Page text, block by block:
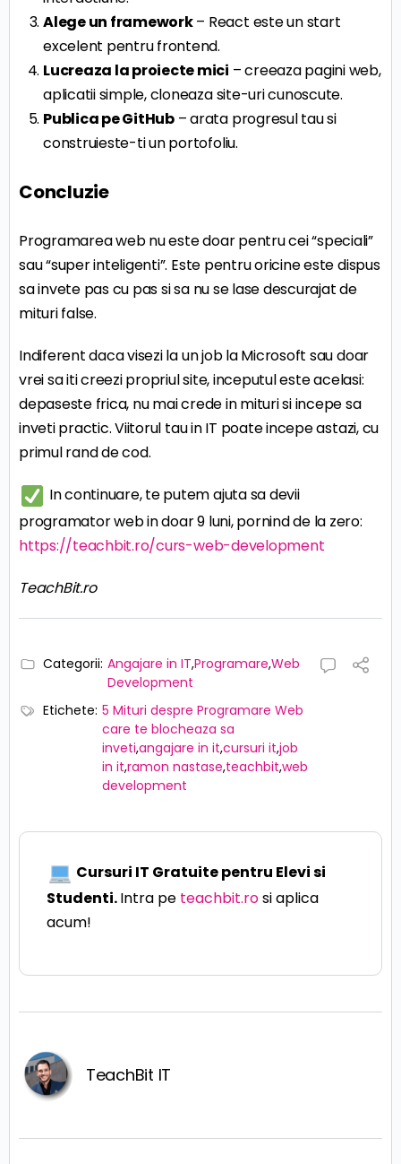
Alege un framework– React este un start
excelent pentru frontend.
Lucreaza la proiecte mici – creeaza pagini web,
aplicatii simple, cloneaza site-uri cunoscute.
Publica pe GitHub– arata progresul tau si
construieste-ti un portofoliu.
Concluzie
Programarea web nu este doar pentru cei “speciali”
sau “super inteligenti”. Este pentru oricine este dispus
sa invete pas cu pas si sa nu se lase descurajat de
mituri false.
Indiferent daca visezi la un job la Microsoft sau doar
vrei sa iti creezi propriul site, inceputul este acelasi:
depaseste frica, nu mai crede in mituri si incepe sa
inveti practic. Viitorul tau in IT poate incepe astazi, cu
primul rand de cod.
In continuare, te putem ajuta sa devii
programator web in doar 9 luni, pornind de la zero:
https://teachbit.ro/curs-web-development
TeachBit.ro
Categorii: Angajare in IT,Programare,Web
Development
Etichete: 5 Mituri despre Programare Web
care te blocheaza sa
inveti,angajare in it,cursuri it,job
in it,ramon nastase,teachbit,web
development
Cursuri IT Gratuite pentru Elevi si
Studenti.Intra pe teachbit.rosi aplica
acum!
TeachBit IT